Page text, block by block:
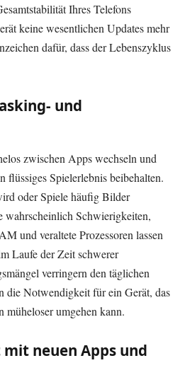
Ihres Telefons
keine wesentlichen Updates mehr
dafür, dass der Lebenszyklus
und
zwischen Apps wechseln und
flüssiges Spielerlebnis beibehalten.
oder Spiele häufig Bilder
wahrscheinlich Schwierigkeiten,
und veraltete Prozessoren lassen
Laufe der Zeit schwerer
verringern den täglichen
die Notwendigkeit für ein Gerät, das
müheloser umgehen kann.
neuen Apps und